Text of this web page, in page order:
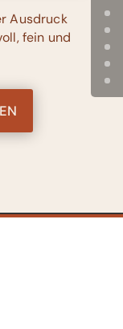
Ausdruck
fein und